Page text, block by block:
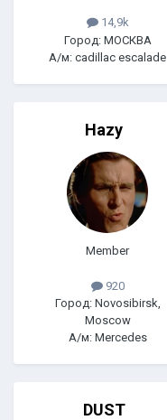
14,9k
Город: МОСКВА
А/м: cadillac escalade
Hazy
Member
920
Город: Novosibirsk,
Moscow
А/м: Mercedes
DUST